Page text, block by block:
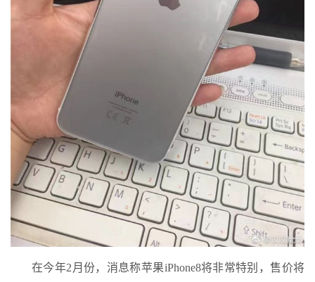
在今年2月份，消息称苹果iPhone8将非常特别，售价将